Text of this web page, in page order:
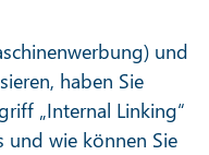
und
haben Sie
„Internal Linking“
und wie können Sie